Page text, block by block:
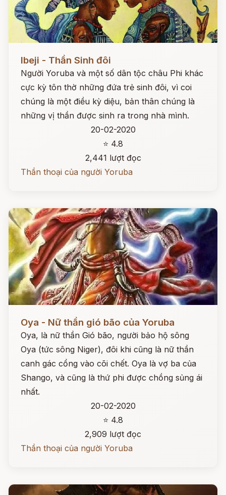
Ibeji - Thần Sinh đôi
Người Yoruba và một số dân tộc châu Phi khác
cực kỳ tôn thờ những đứa trẻ sinh đôi, vì coi
chúng là một điều kỳ diệu, bản thân chúng là
những vị thần được sinh ra trong nhà mình.
20-02-2020
⭐ 4.8
2,441 lượt đọc
Thần thoại của người Yoruba
Oya - Nữ thần gió bão của Yoruba
Oya, là nữ thần Gió bão, người bảo hộ sông
Oya (tức sông Niger), đôi khi cũng là nữ thần
canh gác cổng vào cõi chết. Oya là vợ ba của
Shango, và cũng là thứ phi được chồng sủng ái
nhất.
20-02-2020
⭐ 4.8
2,909 lượt đọc
Thần thoại của người Yoruba